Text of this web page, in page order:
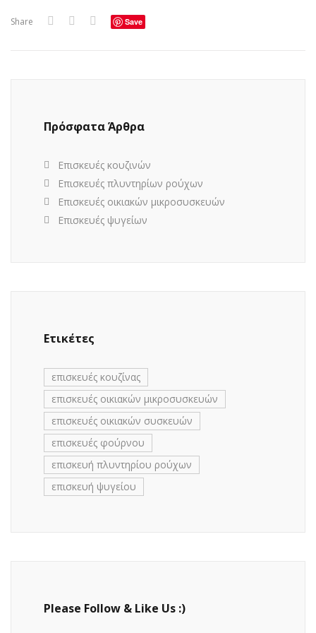
Share Save
Πρόσφατα Άρθρα
Επισκευές κουζινών
Επισκευές πλυντηρίων ρούχων
Επισκευές οικιακών μικροσυσκευών
Επισκευές ψυγείων
Ετικέτες
επισκευές κουζίνας
επισκευές οικιακών μικροσυσκευών
επισκευές οικιακών συσκευών
επισκευές φούρνου
επισκευή πλυντηρίου ρούχων
επισκευή ψυγείου
Please Follow & Like Us :)